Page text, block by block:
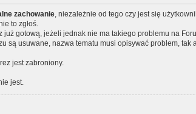
zachowanie, niezależnie od tego czy jest się
to zgłoś.
gotową, jeżeli jednak nie ma takiego problemu na
usuwane, nazwa tematu musi opisywać problem,
jest zabroniony.
jest.